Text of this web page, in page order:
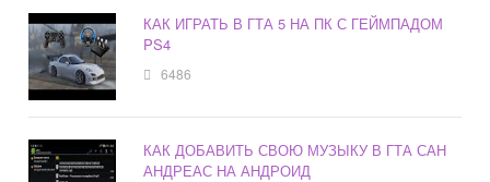
КАК ИГРАТЬ В ГТА 5 НА ПК С ГЕЙМПАДОМ
PS4
6486
КАК ДОБАВИТЬ СВОЮ МУЗЫКУ В ГТА САН
АНДРЕАС НА АНДРОИД